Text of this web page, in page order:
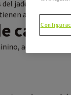
jadeo y
acceso a
calor
actúa rápido: